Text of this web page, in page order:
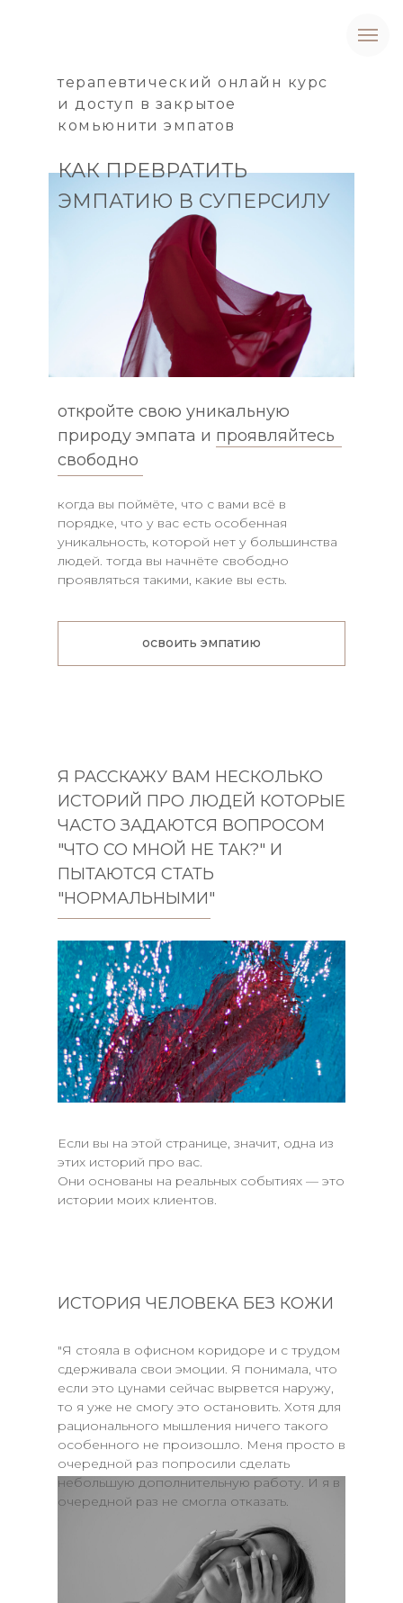
КАК ПРЕВРАТИТЬ
ЭМПАТИЮ В СУПЕРСИЛУ
откройте свою уникальную
природу эмпата и проявляйтесь
свободно
освоить эмпатию
когда вы поймёте, что с вами всё в
порядке, что у вас есть особенная
уникальность, которой нет у большинства
людей. тогда вы начнёте свободно
проявляться такими, какие вы есть.
терапевтический онлайн курс
и доступ в закрытое
комьюнити эмпатов
Если вы на этой странице, значит, одна из
этих историй про вас.
Они основаны на реальных событиях — это
истории моих клиентов.
Я РАССКАЖУ ВАМ НЕСКОЛЬКО
ИСТОРИЙ ПРО ЛЮДЕЙ КОТОРЫЕ
ЧАСТО ЗАДАЮТСЯ ВОПРОСОМ
"ЧТО СО МНОЙ НЕ ТАК?" И
ПЫТАЮТСЯ СТАТЬ
"НОРМАЛЬНЫМИ"
ИСТОРИЯ ЧЕЛОВЕКА БЕЗ КОЖИ
"Я стояла в офисном коридоре и с трудом
сдерживала свои эмоции. Я понимала, что
если это цунами сейчас вырвется наружу,
то я уже не смогу это остановить. Хотя для
рационального мышления ничего такого
особенного не произошло. Меня просто в
очередной раз попросили сделать
небольшую дополнительную работу. И я в
очередной раз не смогла отказать.